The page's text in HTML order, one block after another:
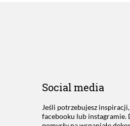
Social media
Jeśli potrzebujesz
facebooku lub instagramie.